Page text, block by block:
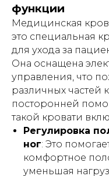
функции
Медицинская
это специальная
для ухода за
Она оснащена
управления, что
различных частей
посторонней
такой кровати
Регулировка
ног: Это
комфортное
уменьшая